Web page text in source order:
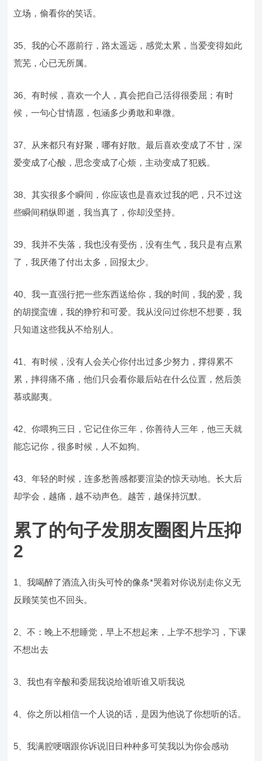
立场，偷看你的笑话。
35、我的心不愿前行，路太遥远，感觉太累，当爱变得如此
荒芜，心已无所属。
36、有时候，喜欢一个人，真会把自己活得很委屈；有时
候，一句心甘情愿，包涵多少勇敢和卑微。
37、从来都只有好聚，哪有好散。最后喜欢变成了不甘，深
爱变成了心酸，思念变成了心烦，主动变成了犯贱。
38、其实很多个瞬间，你应该也是喜欢过我的吧，只不过这
些瞬间稍纵即逝，我当真了，你却没坚持。
39、我并不失落，我也没有受伤，没有生气，我只是有点累
了，我厌倦了付出太多，回报太少。
40、我一直强行把一些东西送给你，我的时间，我的爱，我
的胡搅蛮缠，我的狰狞和可爱。我从没问过你想不想要，我
只知道这些我从不给别人。
41、有时候，没有人会关心你付出过多少努力，撑得累不
累，摔得痛不痛，他们只会看你最后站在什么位置，然后羡
慕或鄙夷。
42、你喂狗三日，它记住你三年，你善待人三年，他三天就
能忘记你，很多时候，人不如狗。
43、年轻的时候，连多愁善感都要渲染的惊天动地。长大后
却学会，越痛，越不动声色。越苦，越保持沉默。
累了的句子发朋友圈图片压抑
2
1、我喝醉了酒流入街头可怜的像条*哭着对你说别走你义无
反顾笑笑也不回头。
2、不：晚上不想睡觉，早上不想起来，上学不想学习，下课
不想出去
3、我也有辛酸和委屈我说给谁听谁又听我说
4、你之所以相信一个人说的话，是因为他说了你想听的话。
5、我满腔哽咽跟你诉说旧日种种多可笑我以为你会感动